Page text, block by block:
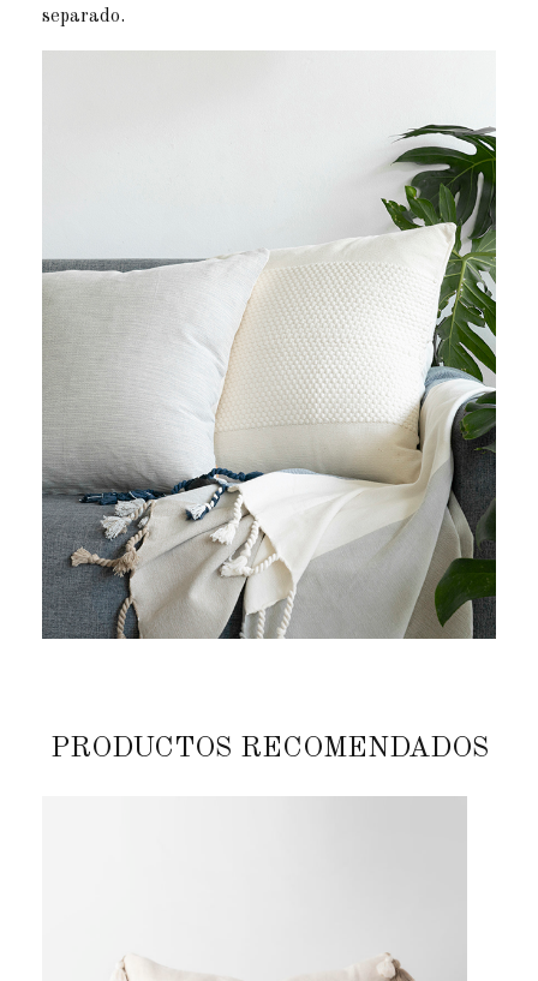
separado.
PRODUCTOS RECOMENDADOS
Previous Next